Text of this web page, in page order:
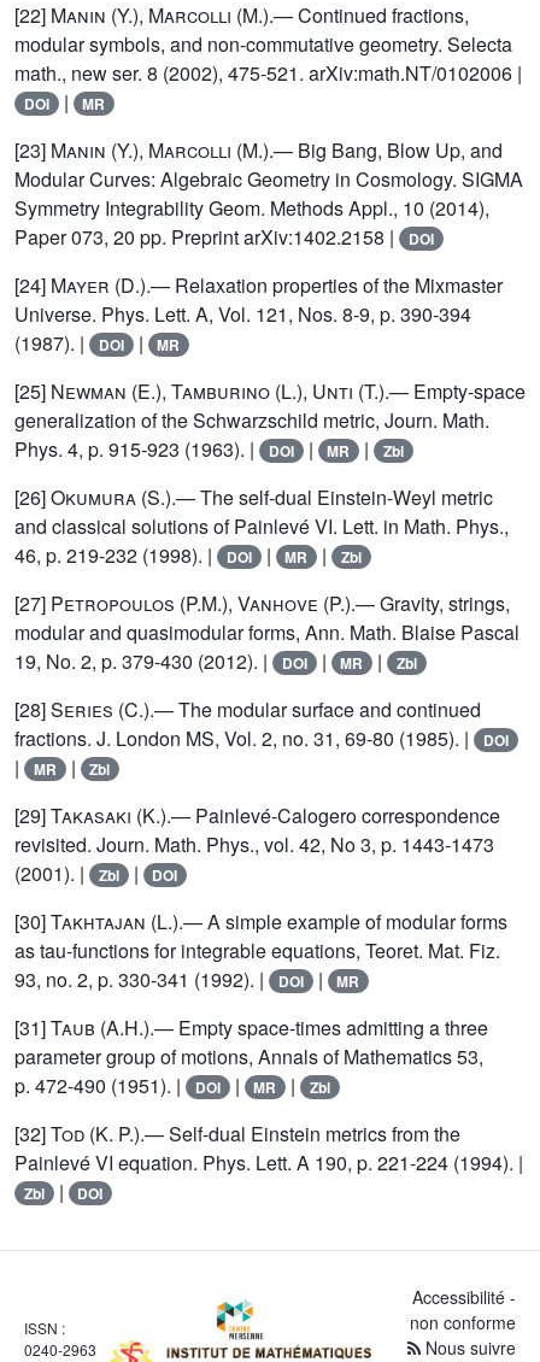
[22] Manin (Y.), Marcolli (M.).— Continued fractions,
modular symbols, and non-commutative geometry. Selecta
math., new ser. 8 (2002), 475-521. arXiv:math.NT/0102006 |
DOI | MR
[23] Manin (Y.), Marcolli (M.).— Big Bang, Blow Up, and
Modular Curves: Algebraic Geometry in Cosmology. SIGMA
Symmetry Integrability Geom. Methods Appl., 10 (2014),
Paper 073, 20 pp. Preprint arXiv:1402.2158 |
DOI
[24] Mayer (D.).— Relaxation properties of the Mixmaster
Universe. Phys. Lett. A, Vol. 121, Nos. 8-9, p. 390-394
(1987). |
DOI | MR
[25] Newman (E.), Tamburino (L.), Unti (T.).— Empty-space
generalization of the Schwarzschild metric, Journ. Math.
Phys. 4, p. 915-923 (1963). |
DOI | MR | Zbl
[26]Okumura (S.).— The self-dual Einstein-Weyl metric
and classical solutions of Painlevé VI. Lett. in Math. Phys.,
46, p. 219-232 (1998). |
DOI | MR | Zbl
[27] Petropoulos (P.M.), Vanhove (P.).— Gravity, strings,
modular and quasimodular forms, Ann. Math. Blaise Pascal
19, No. 2, p. 379-430 (2012). |
DOI | MR | Zbl
[28]Series (C.).— The modular surface and continued
fractions. J. London MS, Vol. 2, no. 31, 69-80 (1985). |
DOI
| MR | Zbl
[29]Takasaki (K.).— Painlevé-Calogero correspondence
revisited. Journ. Math. Phys., vol. 42, No 3, p. 1443-1473
(2001). |
Zbl | DOI
[30]Takhtajan (L.).— A simple example of modular forms
as tau-functions for integrable equations, Teoret. Mat. Fiz.
93, no. 2, p. 330-341 (1992). |
DOI | MR
[31]Taub (A.H.).— Empty space-times admitting a three
parameter group of motions, Annals of Mathematics 53,
p. 472-490 (1951). |
DOI | MR | Zbl
[32]Tod (K. P.).— Self-dual Einstein metrics from the
Painlevé VI equation. Phys. Lett. A 190, p. 221-224 (1994). |
Zbl | DOI
ISSN :
0240-2963
Accessibilité -
non conforme
Nous suivre